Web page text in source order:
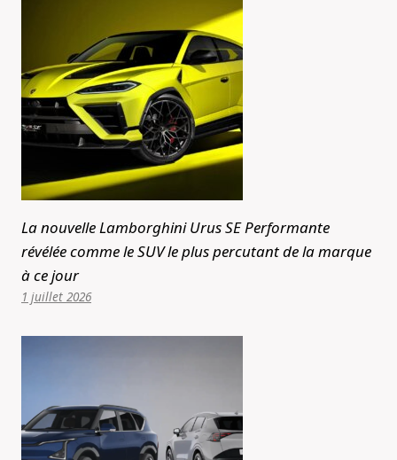
La nouvelle Lamborghini Urus SE Performante
révélée comme le SUV le plus percutant de la marque
à ce jour
1 juillet 2026